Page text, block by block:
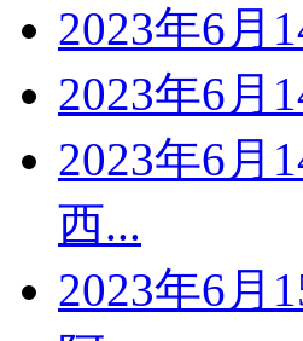
2023年6月
2023年6月
2023年6月
西...
2023年6月